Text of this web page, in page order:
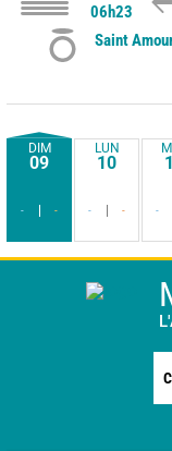
06h23
Saint
DIM
09
- -
LUN
10
- - -